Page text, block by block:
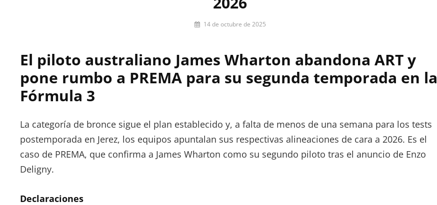
Por 14 de octubre de 2025
El piloto australiano James Wharton abandona ART y
pone rumbo a PREMA para su segunda temporada en la
Fórmula 3
La categoría de bronce sigue el plan establecido y, a falta de menos de una semana para los tests
postemporada en Jerez, los equipos apuntalan sus respectivas alineaciones de cara a 2026. Es el
caso de PREMA, que confirma a James Wharton como su segundo piloto tras el anuncio de Enzo
Deligny.
Declaraciones